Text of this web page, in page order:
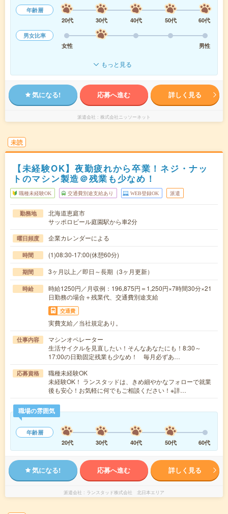
年齢層
20代
30代 40代 50代
60代
男女比率
女性
男性
もっと見る
気になる! 応募へ進む 詳しく見る
派遣会社 株式会社ニッソーネット
未読
【未経験OK】夜勤疲れから卒業！ネジ・ナッ
トのマシン製造＠残業も少なめ！
職種未経験OK 交通費別途支給あり WEB登録OK 派遣
勤務地
北海道恵庭市
サッポロビール庭園駅から車2分
曜日頻度 企業カレンダーによる
時間 (1)08:30-17:00(休憩60分)
期間 3ヶ月以上／即日～長期（3ヶ月更新）
時給
時給1250円／月収例：196,875円＝1,250円×7時間30分×21
日勤務の場合＋残業代、交通費別途支給
交通費
実費支給／当社規定あり。
仕事内容
マシンオペレーター
生活サイクルを見直したい！そんなあなたにも！8:30～
17:00の日勤固定残業も少なめ！ 毎月必ずあ…
応募資格
職種未経験OK
未経験OK！ ランスタッドは、きめ細やかなフォローで就業
後も安心！お気軽に何でもご相談ください！※詳…
職場の雰囲気
年齢層
20代
30代 40代 50代 60代
気になる! 応募へ進む 詳しく見る
派遣会社 ランスタッド株式会社 北日本エリア